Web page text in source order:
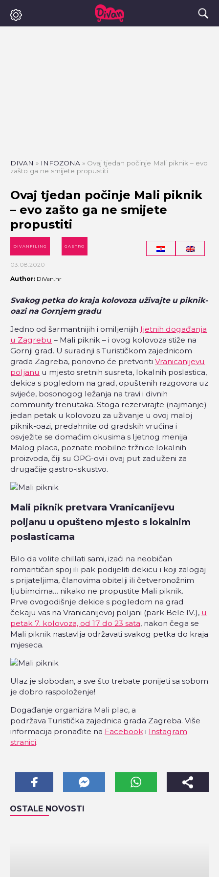
DIVAN » INFOZONA » Ovaj tjedan počinje Mali piknik – evo
zašto ga ne smijete propustiti
Ovaj tjedan počinje Mali piknik
– evo zašto ga ne smijete
propustiti
DIVANFILING GASTRO
03.08.2020
Author: DiVan.hr
Svakog petka do kraja kolovoza uživajte u piknik-
oazi na Gornjem gradu
Jedno od šarmantnijih i omiljenijih ljetnih događanja
u Zagrebu – Mali piknik – i ovog kolovoza stiže na
Gornji grad. U suradnji s Turističkom zajednicom
grada Zagreba, ponovno će pretvoriti Vranicanijevu
poljanu u mjesto sretnih susreta, lokalnih poslastica,
dekica s pogledom na grad, opuštenih razgovora uz
svijeće, bosonogog ležanja na travi i divnih
community trenutaka. Stoga rezervirajte (najmanje)
jedan petak u kolovozu za uživanje u ovoj maloj
piknik-oazi, predahnite od gradskih vrućina i
osvježite se domaćim okusima s ljetnog menija
Malog placa, poznate mobilne tržnice lokalnih
proizvoda, čiji su OPG-ovi i ovaj put zaduženi za
drugačije gastro-iskustvo.
Mali piknik pretvara Vranicanijevu
poljanu u opušteno mjesto s lokalnim
poslasticama
Bilo da volite chillati sami, izaći na neobičan
romantičan spoj ili pak podijeliti dekicu i koji zalogaj
s prijateljima, članovima obitelji ili četveronožnim
ljubimcima… nikako ne propustite Mali piknik.
Prve ovogodišnje dekice s pogledom na grad
čekaju vas na Vranicanijevoj poljani (park Bele IV.), u
petak 7. kolovoza, od 17 do 23 sata, nakon čega se
Mali piknik nastavlja održavati svakog petka do kraja
mjeseca.
Ulaz je slobodan, a sve što trebate ponijeti sa sobom
je dobro raspoloženje!
Događanje organizira Mali plac, a
podržava Turistička zajednica grada Zagreba. Više
informacija pronađite na Facebook i Instagram
stranici.
OSTALE NOVOSTI